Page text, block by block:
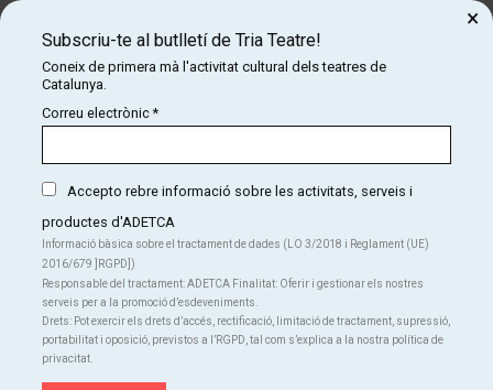
Finalitzat
19
nov 25 €
Finalitzat
diumenge
20
nov
18:00 h
Des de
Subscriu-te al butlletí de Tria Teatre!
Coneix de primera mà l'activitat cultural dels teatres de
Catalunya.
Correu electrònic*
Accepto rebre informació sobre les activitats, serveis i
productes d'ADETCA
Informació bàsica sobre el tractament de dades (LO 3/2018 i Reglament (UE)
2016/679 ]RGPD])
Responsable del tractament: ADETCA Finalitat: Oferir i gestionar els nostres
serveis per a la promoció d’esdeveniments.
Drets: Pot exercir els drets d’accés, rectificació, limitació de tractament, supressió,
portabilitat i oposició, previstos a l’RGPD, tal com s’explica a la nostra política de
privacitat.
×